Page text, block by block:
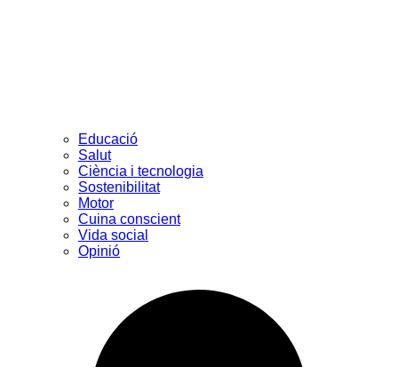
Educació
Salut
Ciència i tecnologia
Sostenibilitat
Motor
Cuina conscient
Vida social
Opinió